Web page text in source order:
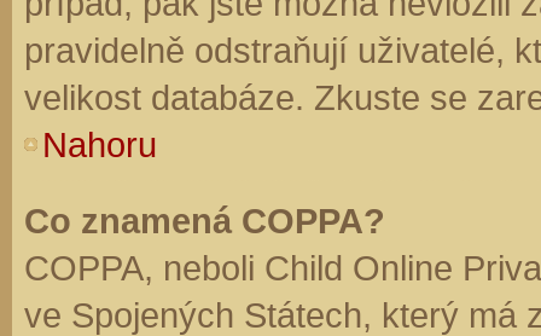
pravidelně odstraňují uživatelé,
velikost databáze. Zkuste se
Nahoru
Co znamená COPPA?
COPPA, neboli Child Online
ve Spojených Státech, který má